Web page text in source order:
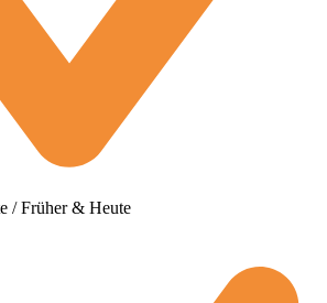
/ Früher & Heute